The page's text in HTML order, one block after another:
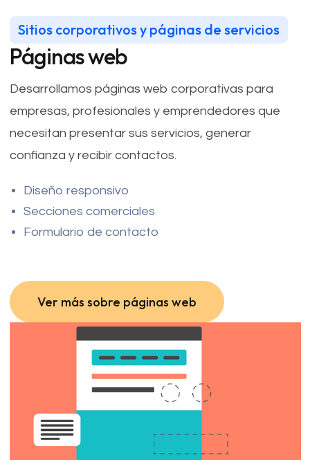
Sitios corporativos y páginas de servicios
Páginas web
Desarrollamos páginas web corporativas para
empresas, profesionales y emprendedores que
necesitan presentar sus servicios, generar
confianza y recibir contactos.
Diseño responsivo
Secciones comerciales
Formulario de contacto
Ver más sobre páginas web
Ver más sobre páginas web